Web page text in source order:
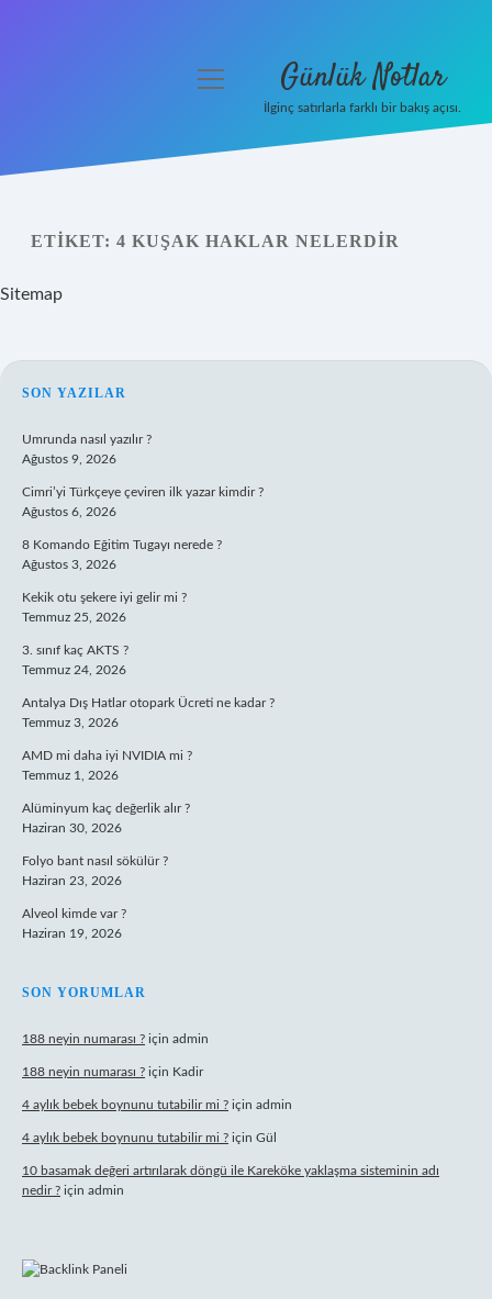
Yasal Uyarı
Hakkımızda
menüyü
Günlük Notlar
İlginç satırlarla farklı bir bakış açısı.
ETIKET: 4 KUŞAK HAKLAR NELERDIR
Sitemap
SIDEBAR
SON YAZILAR
Umrunda nasıl yazılır ?
Ağustos 9, 2026
Cimri’yi Türkçeye çeviren ilk yazar kimdir ?
Ağustos 6, 2026
8 Komando Eğitim Tugayı nerede ?
Ağustos 3, 2026
Kekik otu şekere iyi gelir mi ?
Temmuz 25, 2026
3. sınıf kaç AKTS ?
Temmuz 24, 2026
Antalya Dış Hatlar otopark Ücreti ne kadar ?
Temmuz 3, 2026
AMD mi daha iyi NVIDIA mi ?
Temmuz 1, 2026
Alüminyum kaç değerlik alır ?
Haziran 30, 2026
Folyo bant nasıl sökülür ?
Haziran 23, 2026
Alveol kimde var ?
Haziran 19, 2026
SON YORUMLAR
188 neyin numarası ? için admin
188 neyin numarası ? için Kadir
4 aylık bebek boynunu tutabilir mi ? için admin
4 aylık bebek boynunu tutabilir mi ? için Gül
10 basamak değeri artırılarak döngü ile Kareköke yaklaşma sisteminin adı
nedir ? için admin